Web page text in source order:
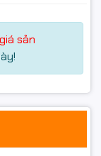
Windows
sử dụng.
sắc nét
đến bản in
phù hợp cho
sản